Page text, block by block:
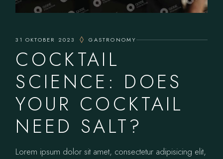
31 OKTOBER 2023 GASTRONOMY
COCKTAIL
SCIENCE: DOES
YOUR COCKTAIL
NEED SALT?
Lorem ipsum dolor sit amet, consectetur adipisicing elit,